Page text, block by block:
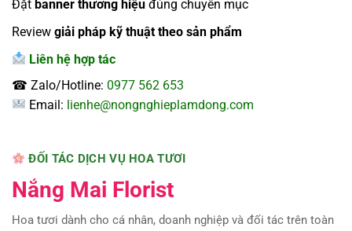
Đặt banner thương hiệu đúng chuyên mục
Review giải pháp kỹ thuật theo sản phẩm
Liên hệ hợp tác
☎ Zalo/Hotline: 0977 562 653
Email: lienhe@nongnghieplamdong.com
ĐỐI TÁC DỊCH VỤ HOA TƯƠI
Nắng Mai Florist
Hoa tươi dành cho cá nhân, doanh nghiệp và đối tác trên toàn